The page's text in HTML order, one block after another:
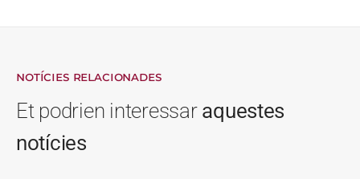
NOTÍCIES RELACIONADES
Et podrien interessar aquestes
notícies